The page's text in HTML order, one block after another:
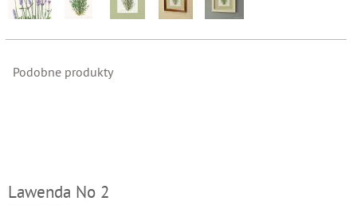
Podobne produkty
Lawenda No 2